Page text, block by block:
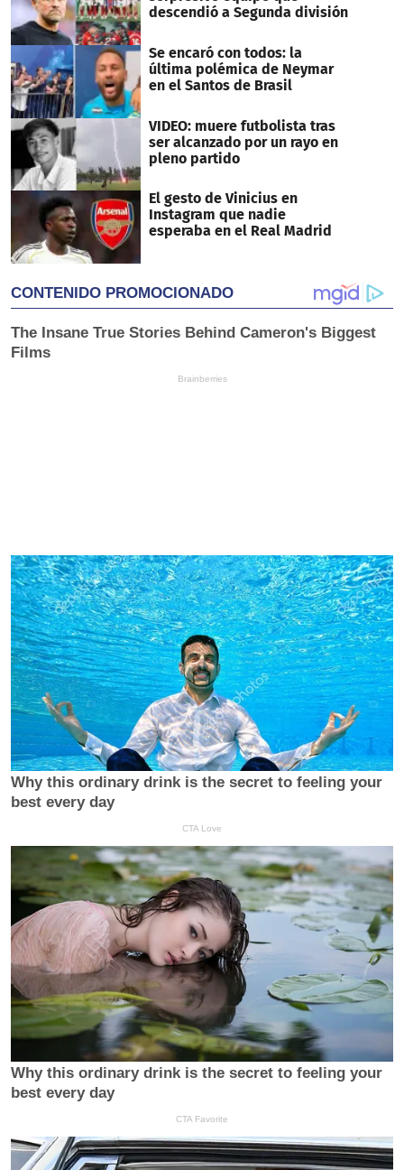
descendió a Segunda división
Se encaró con todos: la
última polémica de Neymar
en el Santos de Brasil
VIDEO: muere futbolista tras
ser alcanzado por un rayo en
pleno partido
El gesto de Vinicius en
Instagram que nadie
esperaba en el Real Madrid